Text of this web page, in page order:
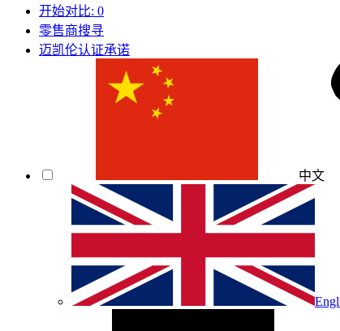
开始对比: 0
零售商搜寻
迈凯伦认证承诺
中文